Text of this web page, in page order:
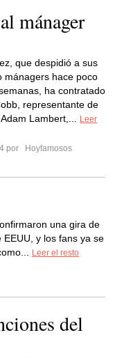
mánager
que despidió a sus
mánagers hace poco
ha contratado
representante de
Lambert,...
Leer
por
Hoyfamosos
una gira de
y los fans ya se
Leer el resto
del